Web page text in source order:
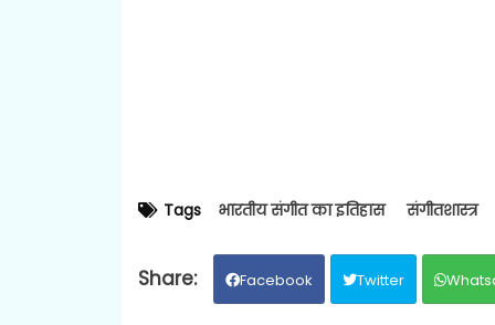
Tags भारतीय संगीत का इतिहास संगीतशास्त्र
Facebook Twitter